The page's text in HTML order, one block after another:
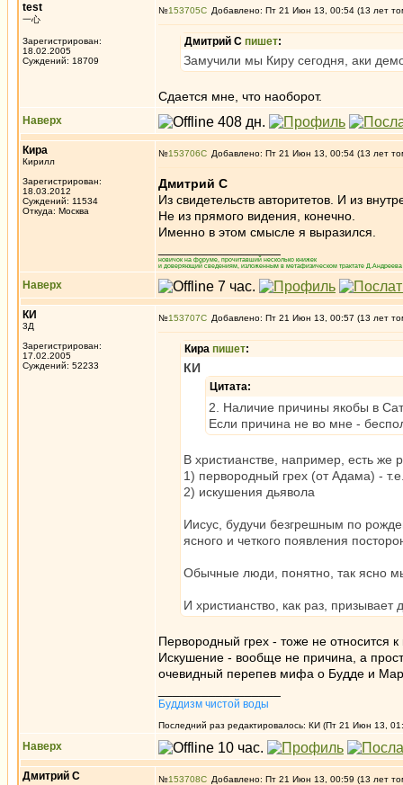
test
一心
Зарегистрирован:
18.02.2005
Суждений: 18709
№153705 Добавлено: Пт 21 Июн 13, 00:54 (13 лет
Дмитрий С пишет:
Замучили мы Киру сегодня, аки
Сдается мне, что наоборот.
Наверх
Кира
Кирилл
Зарегистрирован:
18.03.2012
Суждений: 11534
Откуда: Москва
№153706 Добавлено: Пт 21 Июн 13, 00:54 (13 лет
Дмитрий С
Из свидетельств авторитетов. И из
Не из прямого видения, конечно.
Именно в этом смысле я выразился.
новичок на форуме, прочитавший несколько книжек
и доверяющий сведениям, изложенным в метафизическом трактате
Наверх
КИ
3Д
Зарегистрирован:
17.02.2005
Суждений: 52233
№153707 Добавлено: Пт 21 Июн 13, 00:57 (13 лет
Кира пишет:
КИ
Цитата:
2. Наличие причины якобы в
Если причина не во мне -
В христианстве, например, есть же
1) первородный грех (от Адама) -
2) искушения дьявола
Иисус, будучи безгрешным по
ясного и четкого появления
Обычные люди, понятно, так ясно
И христианство, как раз, призывает
Первородный грех - тоже не относится
Искушение - вообще не причина, а
очевидный перепев мифа о Будде и
Буддизм чистой воды
Последний раз редактировалось: КИ (Пт 21 Июн 13,
Наверх
Дмитрий С №153708 Добавлено: Пт 21 Июн 13, 00:59 (13 лет